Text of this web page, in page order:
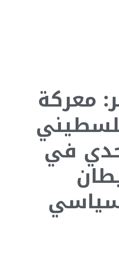
معركة
في